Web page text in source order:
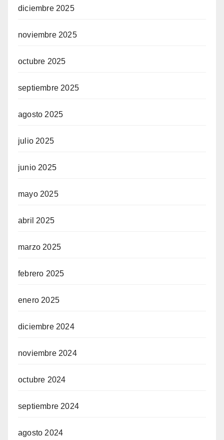
diciembre 2025
noviembre 2025
octubre 2025
septiembre 2025
agosto 2025
julio 2025
junio 2025
mayo 2025
abril 2025
marzo 2025
febrero 2025
enero 2025
diciembre 2024
noviembre 2024
octubre 2024
septiembre 2024
agosto 2024